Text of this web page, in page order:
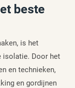
beste
is het
isolatie. Door het
en technieken,
en gordijnen